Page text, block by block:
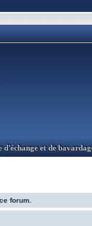
d'échange et de
forum.